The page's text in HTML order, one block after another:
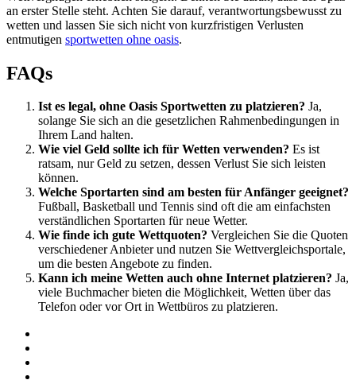
an erster Stelle steht. Achten Sie darauf, verantwortungsbewusst zu
wetten und lassen Sie sich nicht von kurzfristigen Verlusten
entmutigen sportwetten ohne oasis.
FAQs
Ist es legal, ohne Oasis Sportwetten zu platzieren? Ja,
solange Sie sich an die gesetzlichen Rahmenbedingungen in
Ihrem Land halten.
Wie viel Geld sollte ich für Wetten verwenden? Es ist
ratsam, nur Geld zu setzen, dessen Verlust Sie sich leisten
können.
Welche Sportarten sind am besten für Anfänger geeignet?
Fußball, Basketball und Tennis sind oft die am einfachsten
verständlichen Sportarten für neue Wetter.
Wie finde ich gute Wettquoten? Vergleichen Sie die Quoten
verschiedener Anbieter und nutzen Sie Wettvergleichsportale,
um die besten Angebote zu finden.
Kann ich meine Wetten auch ohne Internet platzieren? Ja,
viele Buchmacher bieten die Möglichkeit, Wetten über das
Telefon oder vor Ort in Wettbüros zu platzieren.